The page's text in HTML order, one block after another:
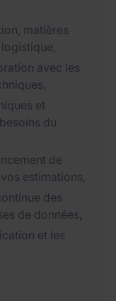
matières
avec les
et
du
de
estimations,
des
de données,
et les